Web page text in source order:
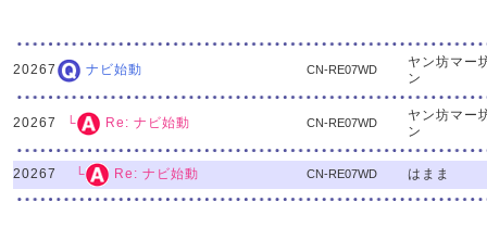
20267 ナビ始動 CN-RE07WD
ヤン坊マー
ン
20267 └ Re: ナビ始動 CN-RE07WD
ヤン坊マー
ン
20267 └ Re: ナビ始動 CN-RE07WD はまま